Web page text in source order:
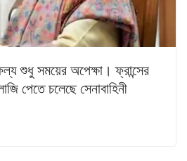
শুধু সময়ের অপেক্ষা। ফ্রান্সের
পেতে চলেছে সেনাবাহিনী